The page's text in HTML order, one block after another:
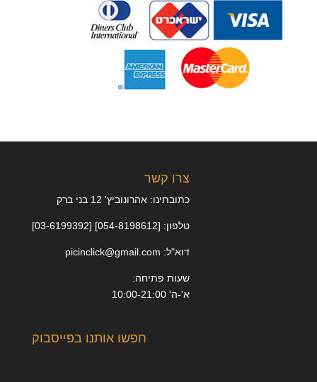
צרו קשר
כתובתינו: אהרונוביץ' 12 בני ברק
טלפון: [054-8198612] [03-6199392]
דוא"ל: picinclick@gmail.com
שעות פתיחה:
א'-ה' 10:00-21:00
חפשו אותנו בפייסבוק